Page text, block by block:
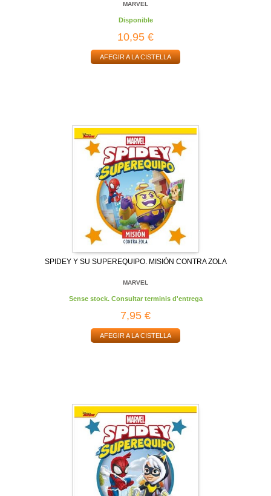
MARVEL
Disponible
10,95 €
AFEGIR A LA CISTELLA
SPIDEY Y SU SUPEREQUIPO. MISIÓN CONTRA ZOLA
MARVEL
Sense stock. Consultar terminis d'entrega
7,95 €
AFEGIR A LA CISTELLA